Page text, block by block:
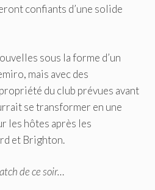
confiants d’une solide
sous la forme d’un
mais avec des
du club prévues avant
se transformer en une
les hôtes après les
et Brighton.
de ce soir…